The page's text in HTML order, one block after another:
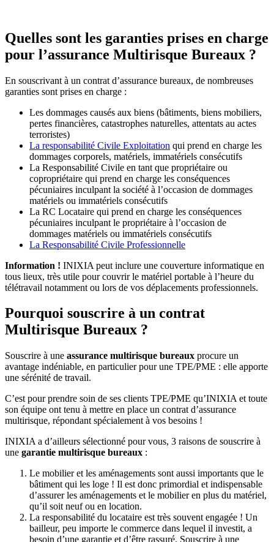
Quelles sont les garanties prises en charge
pour l’assurance Multirisque Bureaux ?
En souscrivant à un contrat d’assurance bureaux, de nombreuses
garanties sont prises en charge :
Les dommages causés aux biens (bâtiments, biens mobiliers,
pertes financières, catastrophes naturelles, attentats au actes
terroristes)
La responsabilité Civile Exploitation qui prend en charge les
dommages corporels, matériels, immatériels consécutifs
La Responsabilité Civile en tant que propriétaire ou
copropriétaire qui prend en charge les conséquences
pécuniaires inculpant la société à l’occasion de dommages
matériels ou immatériels consécutifs
La RC Locataire qui prend en charge les conséquences
pécuniaires inculpant le propriétaire à l’occasion de
dommages matériels ou immatériels consécutifs
La Responsabilité Civile Professionnelle
Information ! INIXIA peut inclure une couverture informatique en
tous lieux, très utile pour couvrir le matériel portable à l’heure du
télétravail notamment ou lors de vos déplacements professionnels.
Pourquoi souscrire à un contrat
Multirisque Bureaux ?
Souscrire à une assurance multirisque bureaux procure un
avantage indéniable, en particulier pour une TPE/PME : elle apporte
une sérénité de travail.
C’est pour prendre soin de ses clients TPE/PME qu’INIXIA et toute
son équipe ont tenu à mettre en place un contrat d’assurance
multirisque, répondant spécialement à vos besoins !
INIXIA a d’ailleurs sélectionné pour vous, 3 raisons de souscrire à
une garantie multirisque bureaux :
Le mobilier et les aménagements sont aussi importants que le
bâtiment qui les loge ! Il est donc primordial et indispensable
d’assurer les aménagements et le mobilier en plus du matériel,
qu’il soit neuf ou en location.
La responsabilité du locataire est très souvent engagée ! Un
bailleur, peu importe le commerce dans lequel il investit, a
besoin d’une garantie et d’être rassuré. Souscrire à une